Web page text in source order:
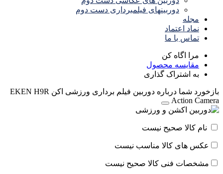
دوربینهای فیلمبرداری دست دوم
مجله
نماد اعتماد
تماس با ما
مرا اگاه کن
مقایسه محصول
به اشتراک گذاری
بازخورد شما درباره دوربین فیلم برداری ورزشی اکن EKEN H9R
Action Camera
نام کالا صحیح نیست
عکس های کالا مناسب نیست
مشخصات فنی کالا صحیح نیست